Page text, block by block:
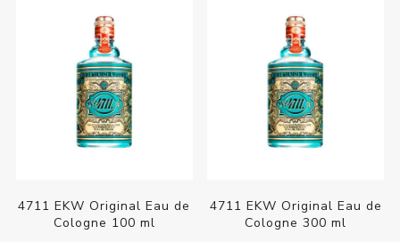
4711 EKW Original Eau de
Cologne 100 ml
4711 EKW Original Eau de
Cologne 300 ml